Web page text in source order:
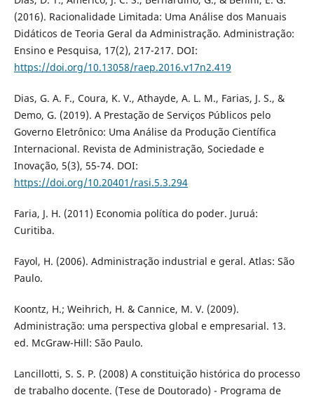
(2016). Racionalidade Limitada: Uma Análise dos Manuais
Didáticos de Teoria Geral da Administração. Administração:
Ensino e Pesquisa, 17(2), 217-217. DOI:
https://doi.org/10.13058/raep.2016.v17n2.419
Dias, G. A. F., Coura, K. V., Athayde, A. L. M., Farias, J. S., &
Demo, G. (2019). A Prestação de Serviços Públicos pelo
Governo Eletrônico: Uma Análise da Produção Científica
Internacional. Revista de Administração, Sociedade e
Inovação, 5(3), 55-74. DOI:
https://doi.org/10.20401/rasi.5.3.294
Faria, J. H. (2011) Economia política do poder. Juruá:
Curitiba.
Fayol, H. (2006). Administração industrial e geral. Atlas: São
Paulo.
Koontz, H.; Weihrich, H. & Cannice, M. V. (2009).
Administração: uma perspectiva global e empresarial. 13.
ed. McGraw-Hill: São Paulo.
Lancillotti, S. S. P. (2008) A constituição histórica do processo
de trabalho docente. (Tese de Doutorado) - Programa de